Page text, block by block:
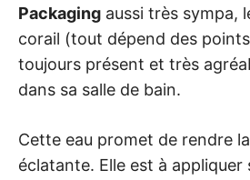
Packaging aussi très sympa,
corail (tout dépend des
toujours présent et très
dans sa salle de bain.
Cette eau promet de rendre
éclatante. Elle est à appliquer